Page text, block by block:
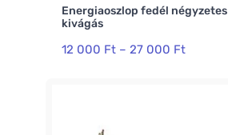
Energiaoszlop fedél négyzetes
kivágás
12 000 Ft – 27 000 Ft